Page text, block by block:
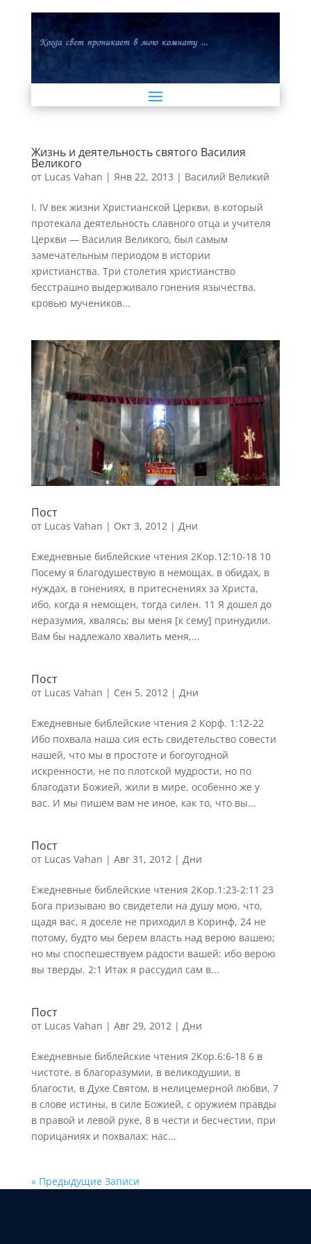
Жизнь и деятельность святого Василия
Великого
от Lucas Vahan | Янв 22, 2013 | Василий Великий
I. IV век жизни Христианской Церкви, в который
протекала деятельность славного отца и учителя
Церкви — Василия Великого, был самым
замечательным периодом в истории
христианства. Три столетия христианство
бесстрашно выдерживало гонения язычества,
кровью мучеников...
Пост
от Lucas Vahan | Окт 3, 2012 | Дни
Ежедневные библейские чтения 2Кор.12:10-18 10
Посему я благодушествую в немощах, в обидах, в
нуждах, в гонениях, в притеснениях за Христа,
ибо, когда я немощен, тогда силен. 11 Я дошел до
неразумия, хвалясь; вы меня [к сему] принудили.
Вам бы надлежало хвалить меня,...
Пост
от Lucas Vahan | Сен 5, 2012 | Дни
Ежедневные библейские чтения 2 Корф. 1:12-22
Ибо похвала наша сия есть свидетельство совести
нашей, что мы в простоте и богоугодной
искренности, не по плотской мудрости, но по
благодати Божией, жили в мире, особенно же у
вас. И мы пишем вам не иное, как то, что вы...
Пост
от Lucas Vahan | Авг 31, 2012 | Дни
Ежедневные библейские чтения 2Кор.1:23-2:11 23
Бога призываю во свидетели на душу мою, что,
щадя вас, я доселе не приходил в Коринф, 24 не
потому, будто мы берем власть над верою вашею;
но мы споспешествуем радости вашей: ибо верою
вы тверды. 2:1 Итак я рассудил сам в...
Пост
от Lucas Vahan | Авг 29, 2012 | Дни
Ежедневные библейские чтения 2Кор.6:6-18 6 в
чистоте, в благоразумии, в великодушии, в
благости, в Духе Святом, в нелицемерной любви, 7
в слове истины, в силе Божией, с оружием правды
в правой и левой руке, 8 в чести и бесчестии, при
порицаниях и похвалах: нас...
« Предыдущие Записи